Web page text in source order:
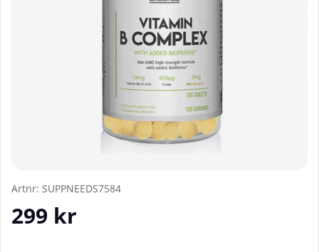
Artnr: SUPPNEEDS7584
299 kr